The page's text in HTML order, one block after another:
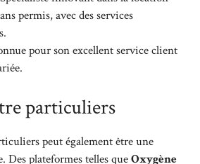
permis, avec des services
pour son excellent service client
particuliers
peut également être une
Des plateformes telles queOxygène